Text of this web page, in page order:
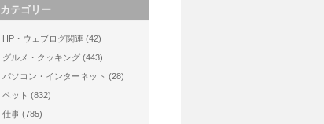
カテゴリー
HP・ウェブログ関連 (42)
グルメ・クッキング (443)
パソコン・インターネット (28)
ペット (832)
仕事 (785)